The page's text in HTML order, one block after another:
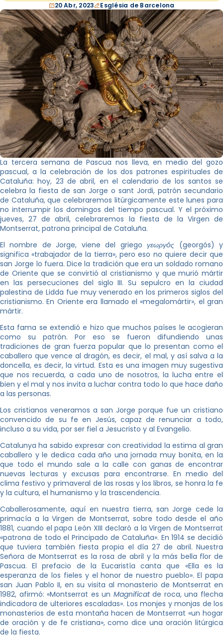
20 Abr, 2023 Església de Barcelona
La tercera semana de Pascua nos lleva, en medio del gozo
pascual, a la celebración de los dos patrones espirituales de
Cataluña: hoy, 23 de abril, en el calendario de los santos se
celebra la fiesta de san Jorge o sant Jordi, patrón secundario
de Cataluña, que celebraremos litúrgicamente este lunes para
no interrumpir los domingos del tiempo pascual. Y el próximo
jueves, 27 de abril, celebraremos la fiesta de la Virgen de
Montserrat, patrona principal de Cataluña.
El nombre de Jorge, viene del griegoγεωργóς (georgós) y
significa «trabajador de la tierra», pero eso no quiere decir que
san Jorge lo fuera. Dice la tradición que era un soldado romano
de Oriente que se convirtió al cristianismo y que murió mártir
en las persecuciones del siglo III. Su sepulcro en la ciudad
palestina de Lidda fue muy venerado en los primeros siglos del
cristianismo. En Oriente era llamado el «megalomártir», el gran
mártir.
Esta fama se extendió e hizo que muchos países le acogieran
como su patrón. Por eso se fueron difundiendo unas
tradiciones de gran fuerza popular que lo presentan como el
caballero que vence al dragón, es decir, el mal, y así salva a la
doncella, es decir, la virtud. Esta es una imagen muy sugestiva
que nos recuerda, a cada uno de nosotros, la lucha entre el
bien y el mal y nos invita a luchar contra todo lo que hace daño
a las personas.
Los cristianos veneramos a san Jorge porque fue un cristiano
convencido de su fe en Jesús, capaz de renunciar a todo,
incluso a su vida, por ser fiel a Jesucristo y al Evangelio.
Catalunya ha sabido expresar con creatividad la estima al gran
caballero y le dedica cada año una jornada muy bonita, en la
que todo el mundo sale a la calle con ganas de encontrar
nuevas lecturas y excusas para encontrarse. En medio del
clima festivo y primaveral de las rosas y los libros, se honra la fe
y la cultura, el humanismo y la trascendencia.
Caballerosamente, aquí en nuestra tierra, san Jorge cede la
primacía a la Virgen de Montserrat, sobre todo desde el año
1881, cuando el papa León XIII declaró a la Virgen de Montserrat
«patrona de todo el Principado de Cataluña». En 1914 se decidió
que tuviera también fiesta propia el día 27 de abril. Nuestra
Señora de Montserrat es la rosa de abril y la más bella flor de
Pascua. El prefacio de la Eucaristía canta que «Ella es la
esperanza de los fieles y el honor de nuestro pueblo». El papa
san Juan Pablo II, en su visita al monasterio de Montserrat en
1982, afirmó: «Montserrat es un Magnificatde roca, una flecha
indicadora de ulteriores escaladas». Los monjes y monjas de los
monasterios de esta montaña hacen de Montserrat «un hogar
de oración y de fe cristiana», como dice una oración litúrgica
de la fiesta.